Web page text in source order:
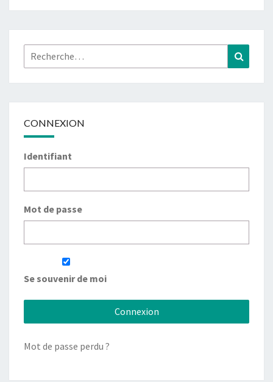
Rechercher :
CONNEXION
Identifiant
Mot de passe
Se souvenir de moi
Mot de passe perdu ?